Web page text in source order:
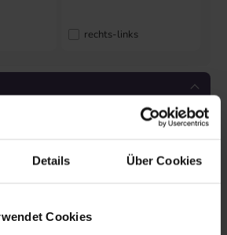
Details Über Cookies
Cookies
rechts-links
Blende geschlossen